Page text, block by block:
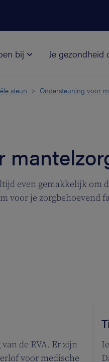
bij Je gezondheid
steun Ondersteuning voor
even gemakkelijk om
voor je
de RVA. Er zijn
voor medische